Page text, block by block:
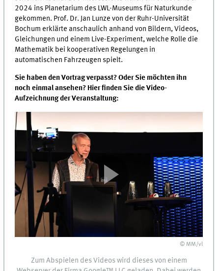
2024 ins Planetarium des LWL-Museums für Naturkunde
gekommen. Prof. Dr. Jan Lunze von der Ruhr-Universität
Bochum erklärte anschaulich anhand von Bildern, Videos,
Gleichungen und einem Live-Experiment, welche Rolle die
Mathematik bei kooperativen Regelungen in
automatischen Fahrzeugen spielt.
Sie haben den Vortrag verpasst? Oder Sie möchten ihn
noch einmal ansehen? Hier finden Sie die Video-
Aufzeichnung der Veranstaltung:
© MM/vl
Zum Abspielen des Videos wird dieses von einem